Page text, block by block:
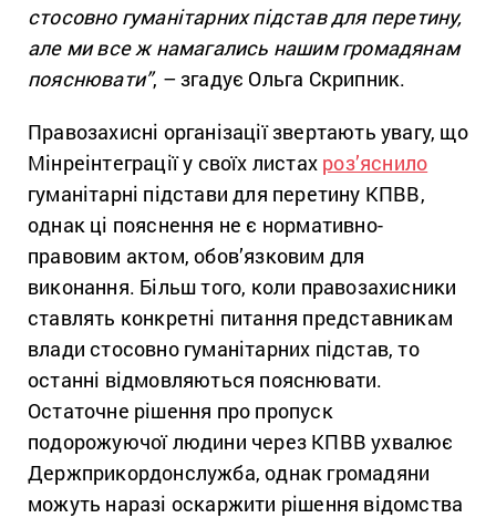
стосовно гуманітарних підстав для перетину,
але ми все ж намагались нашим громадянам
пояснювати”, – згадує Ольга Скрипник.
Правозахисні організації звертають увагу, що
Мінреінтеграції у своїх листах роз’яснило
гуманітарні підстави для перетину КПВВ,
однак ці пояснення не є нормативно-
правовим актом, обов’язковим для
виконання. Більш того, коли правозахисники
ставлять конкретні питання представникам
влади стосовно гуманітарних підстав, то
останні відмовляються пояснювати.
Остаточне рішення про пропуск
подорожуючої людини через КПВВ ухвалює
Держприкордонслужба, однак громадяни
можуть наразі оскаржити рішення відомства